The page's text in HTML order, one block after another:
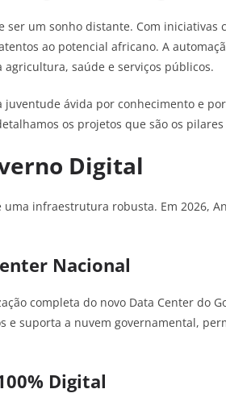
ser um sonho distante. Com iniciativas
ao potencial africano. A
agricultura, saúde e serviços públicos.
ávida por conhecimento e
os projetos que são os
Digital
infraestrutura robusta. Em 2026,
Nacional
completa do novo Data Center do
e suporta a nuvem governamental,
Digital